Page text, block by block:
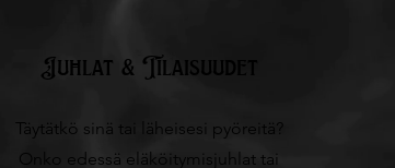
Juhlat & Tilaisuudet
Täytätkö sinä tai läheisesi pyöreitä?
Onko edessä eläköitymisjuhlat tai